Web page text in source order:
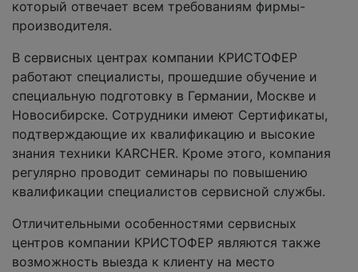
который отвечает всем требованиям фирмы-
производителя.
В сервисных центрах компании КРИСТОФЕР
работают специалисты, прошедшие обучение и
специальную подготовку в Германии, Москве и
Новосибирске. Сотрудники имеют Сертификаты,
подтверждающие их квалификацию и высокие
знания техники KARCHER. Кроме этого, компания
регулярно проводит семинары по повышению
квалификации специалистов сервисной службы.
Отличительными особенностями сервисных
центров компании КРИСТОФЕР являются также
возможность выезда к клиенту на место